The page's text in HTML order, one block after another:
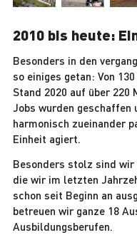
2010 bis heute:
Besonders in den
so einiges getan: Von
Stand 2020 auf über 220
Jobs wurden geschaffen
harmonisch zueinander
Einheit agiert.
Besonders stolz sind
die wir im letzten
schon seit Beginn an
betreuen wir ganze 18
Ausbildungsberufen.